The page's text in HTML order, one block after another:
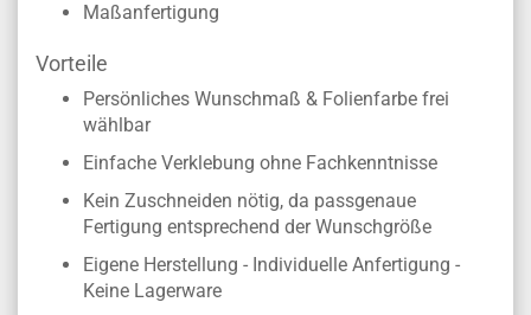
Maßanfertigung
Vorteile
Persönliches Wunschmaß & Folienfarbe frei
wählbar
Einfache Verklebung ohne Fachkenntnisse
Kein Zuschneiden nötig, da passgenaue
Fertigung entsprechend der Wunschgröße
Eigene Herstellung - Individuelle Anfertigung -
Keine Lagerware